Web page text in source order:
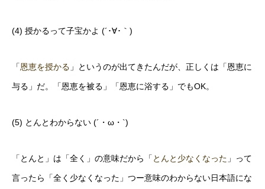
(4) 授かるって子宝かよ (´･∀･｀)
「恩恵を授かる 」というのが出てきたんだが、正しくは「恩恵に
与る」だ。「恩恵を被る」「恩恵に浴する」でもOK。
(5) とんとわからない (´・ω・`)
「とんと」は「全く」の意味だから「 とんと少なくなった 」って
言ったら「全く少なくなった」つー意味のわからない日本語にな